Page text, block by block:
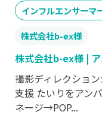
インフルエンサーマ
株式会社b-ex様
株式会社b-ex様 |
撮影ディレクショ
支援 たいりをアン
ネージ→POP...